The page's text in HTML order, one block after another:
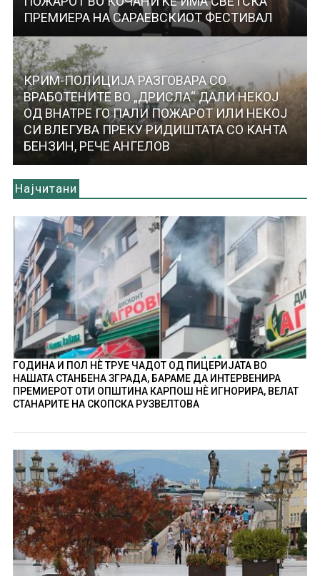
ПРЕМИЕРА НА САРАЕВСКИОТ ФЕСТИВАЛ
КРИМ-ПОЛИЦИЈА РАЗГОВАРА СО
ВРАБОТЕНИТЕ ВО „ДРИСЛА“ ДАЛИ НЕКОЈ
ОД ВНАТРЕ ГО ПАЛИ ПОЖАРОТ ИЛИ НЕКОЈ
СИ ВЛЕГУВА ПРЕКУ РИДИШТАТА СО КАНТА
БЕНЗИН, РЕЧЕ АНГЕЛОВ
Најчитани
ГОДИНА И ПОЛ НÈ ТРУЕ ЧАДОТ ОД ПИЦЕРИЈАТА ВО
НАШАТА СТАНБЕНА ЗГРАДА, БАРАМЕ ДА ИНТЕРВЕНИРА
ПРЕМИЕРОТ ОТИ ОПШТИНА КАРПОШ НÈ ИГНОРИРА, ВЕЛАТ
СТАНАРИТЕ НА СКОПСКА РУЗВЕЛТОВА